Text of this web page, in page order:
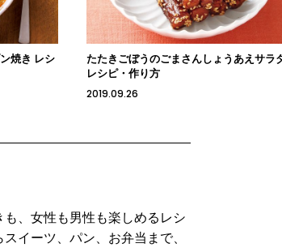
焼き レシ
たたきごぼうのごまさんしょうあえサラ
レシピ・作り方
2019.09.26
、女性も男性も楽しめるレシ
イーツ、パン、お弁当まで、